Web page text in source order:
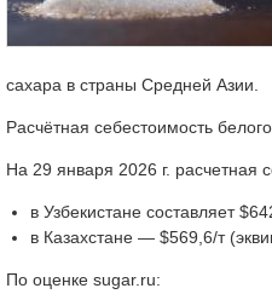
сахара в страны Средней Азии.
Расчётная себестоимость
На 29 января 2026 г. расчетная
в Узбекистане составляет
в Казахстане — $569,6/т
По оценке sugar.ru: